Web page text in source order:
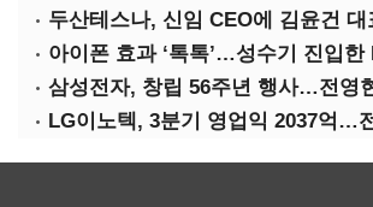
두산테스나, 신임 CEO에 김윤건 대
아이폰 효과 ‘톡톡’…성수기 진입한
LG이노텍, 3분기 영업익 2037억…